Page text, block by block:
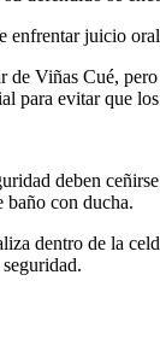
juicio
de Viñas Cué,
para evitar que
deben
baño con ducha.
dentro de la